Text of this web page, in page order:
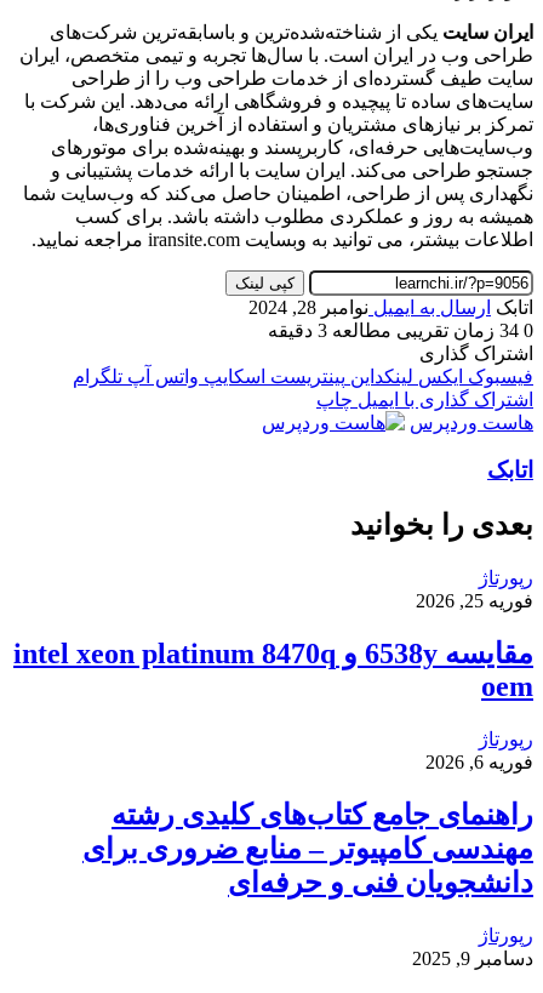
ایران سایت یکی از شناخته‌شده‌ترین و باسابقه‌ترین شرکت‌های
طراحی وب در ایران است. با سال‌ها تجربه و تیمی متخصص، ایران
سایت طیف گسترده‌ای از خدمات طراحی وب را از طراحی
سایت‌های ساده تا پیچیده و فروشگاهی ارائه می‌دهد. این شرکت با
تمرکز بر نیازهای مشتریان و استفاده از آخرین فناوری‌ها،
وب‌سایت‌هایی حرفه‌ای، کاربرپسند و بهینه‌شده برای موتورهای
جستجو طراحی می‌کند. ایران سایت با ارائه خدمات پشتیبانی و
نگهداری پس از طراحی، اطمینان حاصل می‌کند که وب‌سایت شما
همیشه به روز و عملکردی مطلوب داشته باشد. برای کسب
اطلاعات بیشتر، می توانید به وبسایت iransite.com مراجعه نمایید.
کپی لینک
اتابک ارسال به ایمیل نوامبر 28, 2024
0
زمان تقریبی مطالعه 3 دقیقه
اشتراک گذاری
فیسبوک ایکس لینکداین پینتریست اسکایپ واتس آپ تلگرام
اشتراک گذاری با ایمیل چاپ
هاست وردپرس
اتابک
بعدی را بخوانید
رپورتاژ
فوریه 25, 2026
مقایسه 6538y و intel xeon platinum 8470q
oem
رپورتاژ
فوریه 6, 2026
راهنمای جامع کتاب‌های کلیدی رشته
مهندسی کامپیوتر – منابع ضروری برای
دانشجویان فنی و حرفه‌ای
رپورتاژ
دسامبر 9, 2025